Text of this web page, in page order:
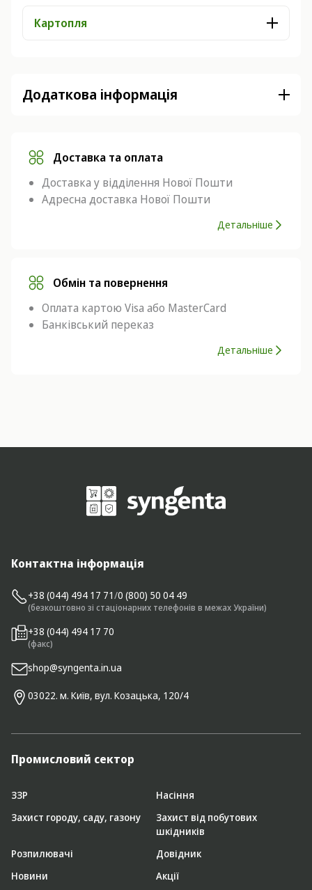
Картопля
Додаткова інформація
Доставка та оплата
Доставка у відділення Нової Пошти
Адресна доставка Нової Пошти
Детальніше
Обмін та повернення
Оплата картою Visa або MasterCard
Банківський переказ
Детальніше
Контактна інформація
+38 (044) 494 17 71/0 (800) 50 04 49
(безкоштовно зі стаціонарних телефонів в межах України)
+38 (044) 494 17 70
(факс)
shop@syngenta.in.ua
03022. м. Київ, вул. Козацька, 120/4
Промисловий сектор
ЗЗР
Насіння
Захист городу, саду, газону
Захист від побутових
шкідників
Розпилювачі
Довідник
Новини
Акції